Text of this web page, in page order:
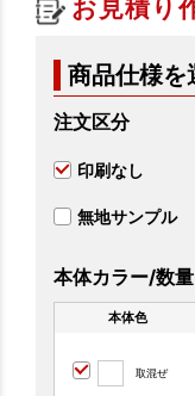
お見積り
商品仕様を
注文区分
印刷なし
無地サンプル
本体カラー/数量
本体色
取混ぜ